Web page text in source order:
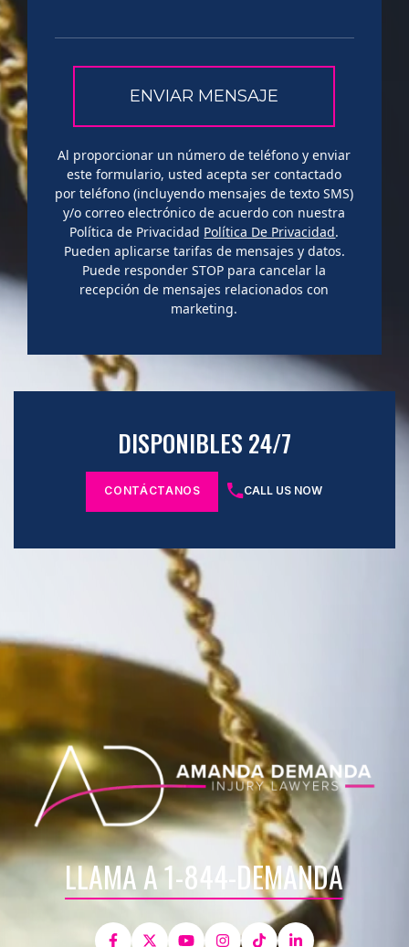
Al proporcionar un número de teléfono y enviar
este formulario, usted acepta ser contactado
por teléfono (incluyendo mensajes de texto SMS)
y/o correo electrónico de acuerdo con nuestra
Política de Privacidad Política De Privacidad.
Pueden aplicarse tarifas de mensajes y datos.
Puede responder STOP para cancelar la
recepción de mensajes relacionados con
marketing.
DISPONIBLES 24/7
CONTÁCTANOS CALL US NOW
LLAMA A 1-844-DEMANDA